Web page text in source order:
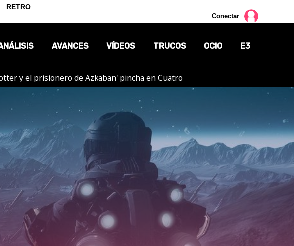
Conectar
AVANCES VÍDEOS TRUCOS OCIO
CÓMICS
MANGA
E3
y el prisionero de Azkaban' pincha en Cuatro
RETRO